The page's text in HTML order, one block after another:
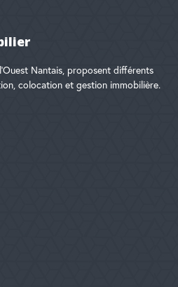
Nantais, proposent différents
colocation et gestion immobilière.